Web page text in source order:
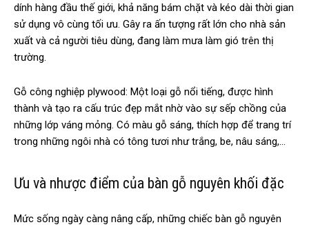
dính hàng đầu thế giới, khả năng bám chặt và kéo dài thời gian
sử dụng vô cùng tối ưu. Gây ra ấn tượng rất lớn cho nhà sản
xuất và cả người tiêu dùng, đang làm mưa làm gió trên thị
trường.
Gỗ công nghiệp plywood: Một loại gỗ nổi tiếng, được hình
thành và tạo ra cấu trúc đẹp mắt nhờ vào sự sếp chồng của
những lớp váng mỏng. Có màu gỗ sáng, thích hợp để trang trí
trong những ngôi nhà có tông tươi như trắng, be, nâu sáng,…
Ưu và nhược điểm của bàn gỗ nguyên khối đặc
Mức sống ngày càng nâng cấp, những chiếc bàn gỗ nguyên